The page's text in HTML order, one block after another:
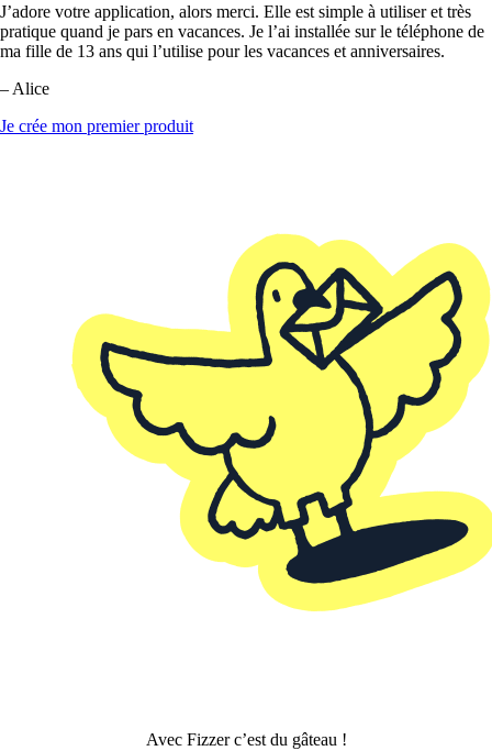
J’adore votre application, alors merci. Elle est simple à utiliser et très
pratique quand je pars en vacances. Je l’ai installée sur le téléphone de
ma fille de 13 ans qui l’utilise pour les vacances et anniversaires.
– Alice
Je crée mon premier produit
Avec Fizzer c’est du gâteau !